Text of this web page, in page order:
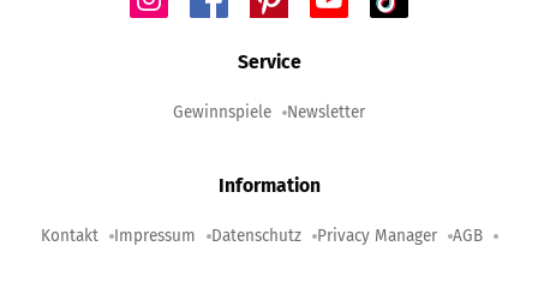
Service
Gewinnspiele Newsletter
Information
Kontakt Impressum Datenschutz Privacy Manager AGB